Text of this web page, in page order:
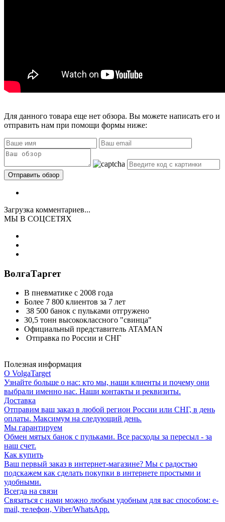
Для данного товара еще нет обзора. Вы можете написать его и
отправить нам при помощи формы ниже:
Загрузка комментариев...
МЫ В СОЦСЕТЯХ
ВолгаТаргет
В пневматике с 2008 года
Более 7 800 клиентов за 7 лет
38 500 банок с пульками отгружено
30,5 тонн высококлассного "свинца"
Официальный представитель ATAMAN
Отправка по России и СНГ
Полезная информация
О VolgaTarget
Узнайте больше о нас: кто мы, наши клиенты и почему они
выбрали именно нас. Наши контакты и реквизиты.
Доставка
Отправим ваш заказ в любой регион России или СНГ, в день
оплаты. Максимум на следующий день.
Мы гарантируем
Обмен мятых банок с пульками. Все расходы за пересыл - за
наш счет.
Как купить
Ваш первый заказ в интернет-магазине? Мы с радостью
подскажем как сделать покупки в интернете простыми и
удобными.
Всегда на связи
Связаться с нами можно любым удобным для вас способом: e-
mail, телефон, Viber/WhatsApp.